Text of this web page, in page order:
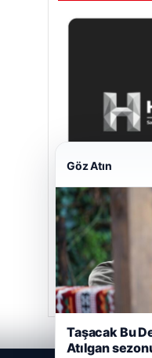
Hastaş Beton
Mayıs 26, 2026
Göz Atın
Taşacak Bu
Atılgan